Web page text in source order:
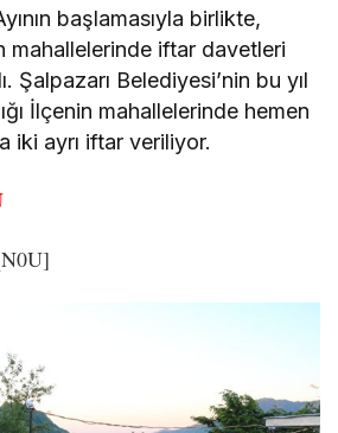
başlamasıyla birlikte,
mahallelerinde iftar davetleri
Şalpazarı Belediyesi’nin bu yıl
İlçenin mahallelerinde hemen
iki ayrı iftar veriliyor.